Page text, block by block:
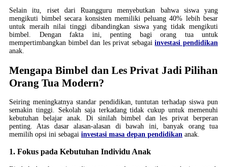
Selain itu, riset dari Ruangguru menyebutkan bahwa siswa yang
mengikuti bimbel secara konsisten memiliki peluang 40% lebih besar
untuk meraih nilai tinggi dibandingkan siswa yang tidak mengikuti
bimbel. Dengan fakta ini, penting bagi orang tua untuk
mempertimbangkan bimbel dan les privat sebagaiinvestasi pendidikan
anak.
Mengapa Bimbel dan Les Privat Jadi Pilihan
Orang Tua Modern?
Seiring meningkatnya standar pendidikan, tuntutan terhadap siswa pun
semakin tinggi. Sekolah saja terkadang tidak cukup untuk memenuhi
kebutuhan belajar anak. Di sinilah bimbel dan les privat berperan
penting. Atas dasar alasan-alasan di bawah ini, banyak orang tua
memilih opsi ini sebagai investasi masa depan pendidikan anak.
1. Fokus pada Kebutuhan Individu Anak